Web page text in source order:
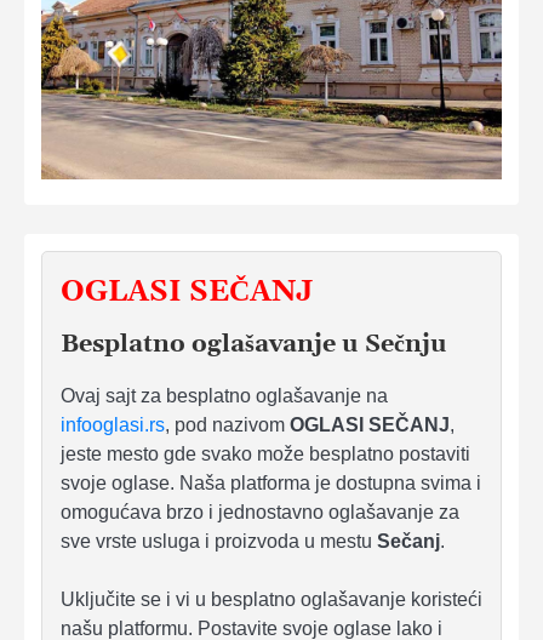
OGLASI SEČANJ
Besplatno oglašavanje u Sečnju
Ovaj sajt za besplatno oglašavanje na
infooglasi.rs, pod nazivom OGLASI SEČANJ,
jeste mesto gde svako može besplatno postaviti
svoje oglase. Naša platforma je dostupna svima i
omogućava brzo i jednostavno oglašavanje za
sve vrste usluga i proizvoda u mestu Sečanj.
Uključite se i vi u besplatno oglašavanje koristeći
našu platformu. Postavite svoje oglase lako i